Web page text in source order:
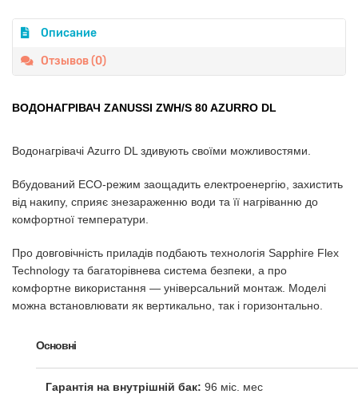
Описание
Отзывов (0)
ВОДОНАГРІВАЧ ZANUSSI ZWH/S 80 AZURRO DL
Водонагрівачі Azurro DL здивують своїми можливостями.
Вбудований ECO-режим заощадить електроенергію, захистить
від накипу, сприяє знезараженню води та її нагріванню до
комфортної температури.
Про довговічність приладів подбають технологія Sapphire Flex
Technology та багаторівнева система безпеки, а про
комфортне використання — універсальний монтаж. Моделі
можна встановлювати як вертикально, так і горизонтально.
Основні
Гарантія на внутрішній бак: 96 міс. мес